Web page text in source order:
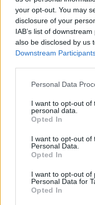
your opt-out. You may
disclosure of your
IAB’s list of
also be disclosed by us
Downstream
Please note that this
not limited to your visit
grant or deny consent
use your data for below
consent section.
Personal Data
I want to opt-out of
personal data.
Opted In
I want to opt-out of
Personal Data.
Opted In
I want to opt-out of
Personal Data for
Opted In
Emma trasforma il
glamour
BELLEZZA